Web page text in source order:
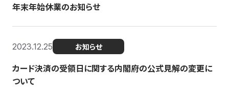
年末年始休業のお知らせ
2023.12.25 お知らせ
カード決済の受領日に関する内閣府の公式見解の変更に
ついて